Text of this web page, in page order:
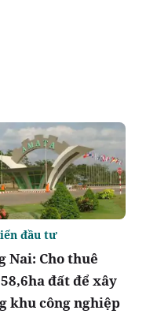
Nai: Cho thuê
đất để xây
khu công nghiệp
đầu tư